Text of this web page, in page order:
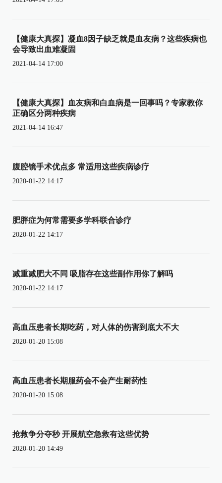
【健康大真探】凝血8因子缺乏就是血友病？这些疾病也
会导致出血难凝固
2021-04-14 17:00
【健康大真探】血友病和白血病是一回事吗？专家教你
正确区分两种疾病
2021-04-14 16:47
腹腔镜手术优点多 常适用这些疾病诊疗
2020-01-22 14:17
肥胖症为何常需要多学科联合诊疗
2020-01-22 14:17
减重减肥大不同 吸脂存在这些副作用你了解吗
2020-01-22 14:17
高血压患者长期吃药，对人体的伤害到底大不大
2020-01-20 15:08
高血压患者长期服药会不会产生耐药性
2020-01-20 15:08
抢救争分夺秒 开展航空急救有这些优势
2020-01-20 14:49